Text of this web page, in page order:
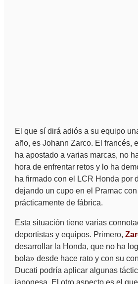
El que sí dirá adiós a su equipo
año, es Johann Zarco. El francés,
ha apostado a varias marcas, no
hora de enfrentar retos y lo ha
ha firmado con el LCR Honda por
dejando un cupo en el Pramac
prácticamente de fábrica.
Esta situación tiene varias
deportistas y equipos. Primero,
desarrollar la Honda, que no ha
bola» desde hace rato y con su
Ducati podría aplicar algunas